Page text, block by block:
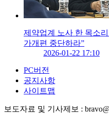
제약업계 노사 한 목소
가개편 중단하라”
2026-01-22 17:10
PC버전
공지사항
사이트맵
보도자료 및 기사제보 :